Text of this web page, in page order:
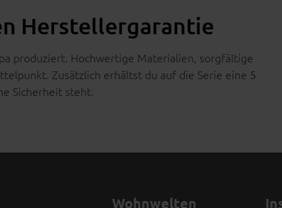
Herstellergarantie
produziert. Hochwertige Materialien, sorgfältige
Zusätzlich erhältst du auf die Serie eine 5
Sicherheit steht.
Wohnwelten